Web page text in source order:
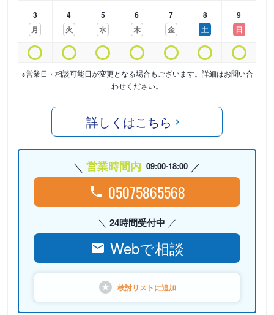
3
月
4
火
5
水
6
木
7
金
8
土
9
日
※営業日・相談可能日が変更となる場合もございます。詳細はお問い合
わせください。
詳しくはこちら
営業時間内 09:00-18:00
05075865568
24時間受付中
Webで相談
検討リストに追加